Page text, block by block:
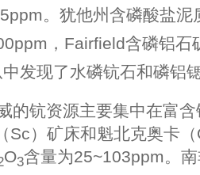
。犹他州含磷酸盐泥
，Fairfield含磷铝石
发现了水磷钪石和磷铝
钪资源主要集中在富含
Sc）矿床和魁北克奥卡
O3含量为25~103ppm。